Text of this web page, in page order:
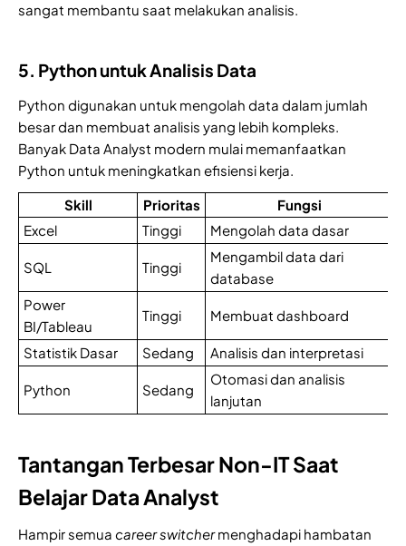
sangat membantu saat melakukan analisis.
5. Python untuk Analisis Data
Python digunakan untuk mengolah data dalam jumlah
besar dan membuat analisis yang lebih kompleks.
Banyak Data Analyst modern mulai memanfaatkan
Python untuk meningkatkan efisiensi kerja.
Skill
Prioritas
Fungsi
Excel
Tinggi Mengolah data dasar
SQL Tinggi
Mengambil data dari
database
Power
BI/Tableau
Tinggi Membuat dashboard
Statistik Dasar Sedang Analisis dan interpretasi
Python Sedang
Otomasi dan analisis
lanjutan
Tantangan Terbesar Non-IT Saat
Belajar Data Analyst
Hampir semua career switchermenghadapi hambatan